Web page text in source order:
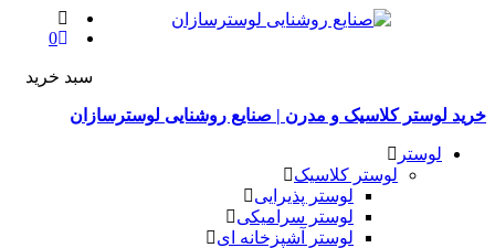
0
سبد خرید
خرید لوستر کلاسیک و مدرن | صنایع روشنایی لوسترسازان
لوستر
لوستر کلاسیک
لوستر پذیرایی
لوستر سرامیکی
لوستر آشپزخانه ای